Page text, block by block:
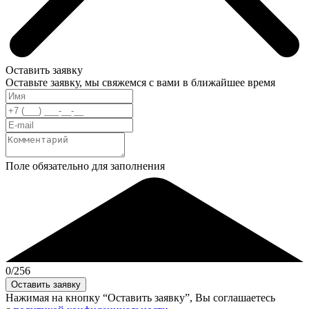
Оставить заявку
Оставьте заявку, мы свяжемся с вами в ближайшее время
Поле обязательно для заполнения
0/256
Нажимая на кнопку “Оставить заявку”, Вы соглашаетесь